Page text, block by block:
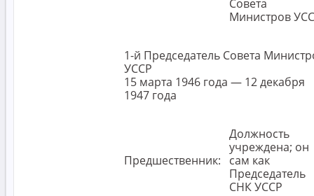
Совета
Министров
1-й Председатель Совета
УССР
15 марта 1946 года — 12 декабря
1947 года
Предшественник:
Должность
учреждена; он
сам как
Председатель
СНК УССР